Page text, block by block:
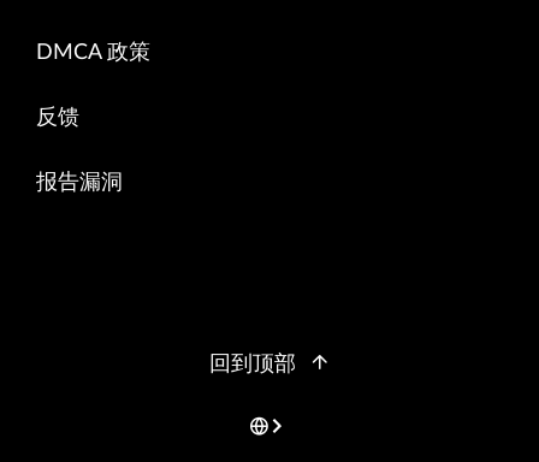
DMCA 政策
反馈
报告漏洞
回到顶部